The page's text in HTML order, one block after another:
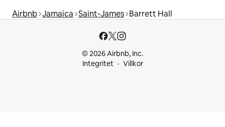
Airbnb Jamaica Saint-James Barrett Hall
© 2026 Airbnb, Inc.
Integritet
Villkor